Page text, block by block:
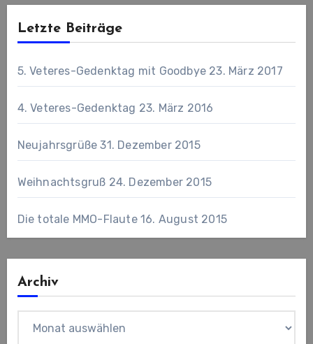
Letzte Beiträge
5. Veteres-Gedenktag mit Goodbye 23. März 2017
4. Veteres-Gedenktag 23. März 2016
Neujahrsgrüße 31. Dezember 2015
Weihnachtsgruß 24. Dezember 2015
Die totale MMO-Flaute 16. August 2015
Archiv